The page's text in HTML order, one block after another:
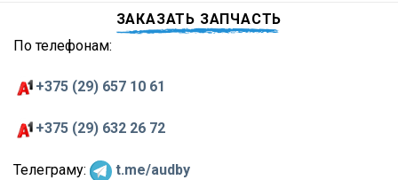
ЗАКАЗАТЬ ЗАПЧАСТЬ
По телефонам:
+375 (29) 657 10 61
+375 (29) 632 26 72
Телеграму: t.me/audby